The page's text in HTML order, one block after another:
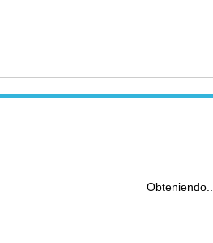
Obteniendo...